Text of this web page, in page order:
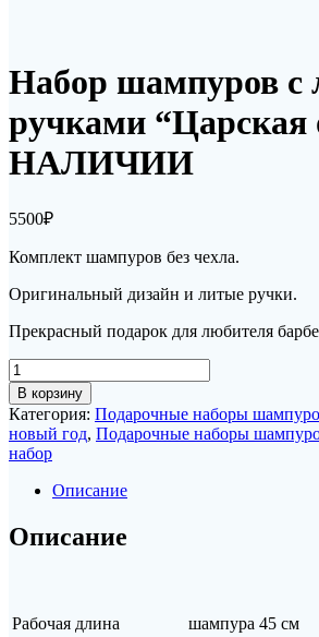
Набор шампуров с
ручками “Царская
НАЛИЧИИ
5500₽
Комплект шампуров без чехла.
Оригинальный дизайн и литые ручки.
Прекрасный подарок для любителя
Количество
товара
Набор
шампуров
с
литыми
ручками
охота"
В
В корзину
Категория: Подарочные наборы
новый год, Подарочные наборы
набор
Описание
Описание
Рабочая длина
шампура 45 см